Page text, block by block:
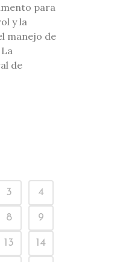
para
y la
manejo de
de
3 4
8 9
13 14